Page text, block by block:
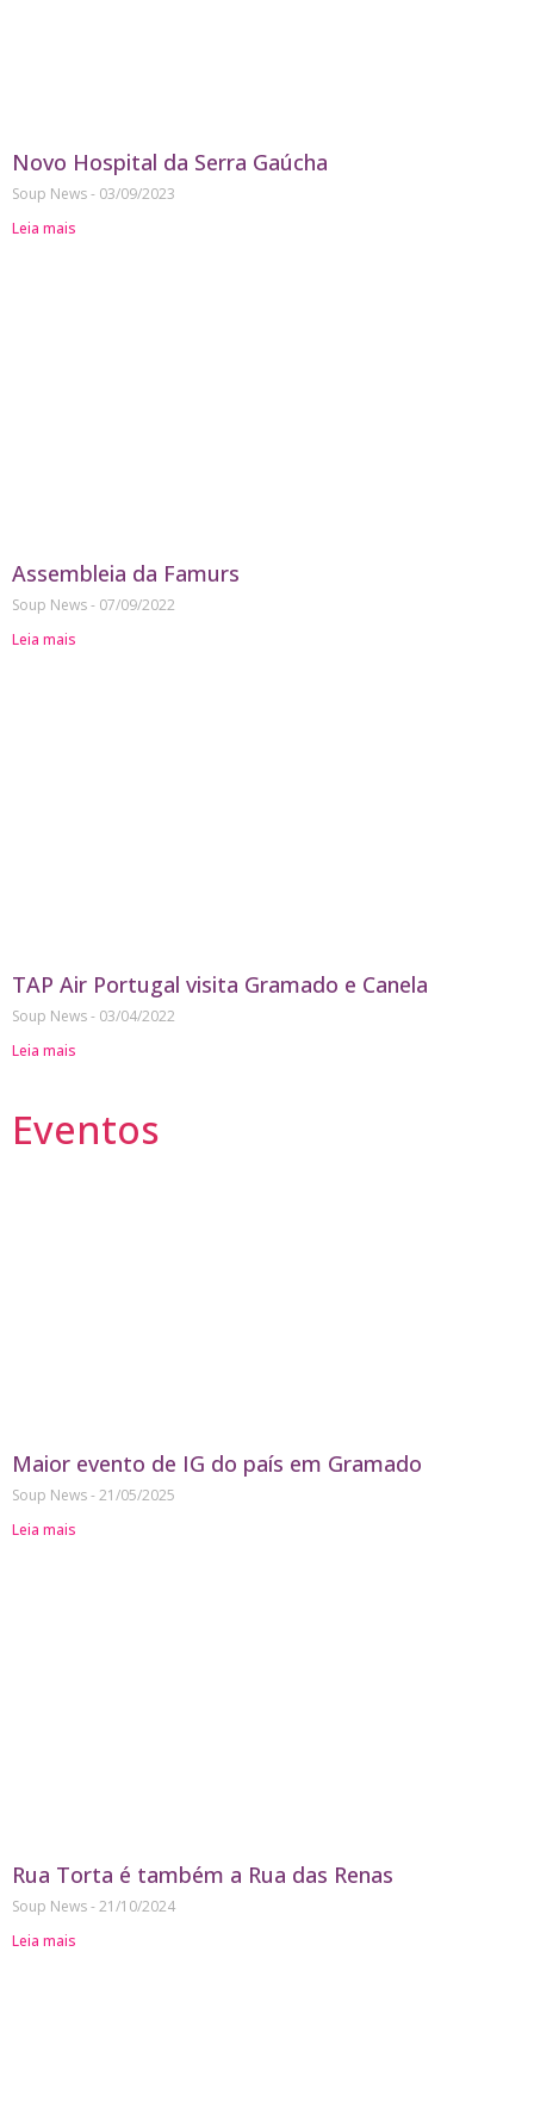
Novo Hospital da Serra Gaúcha
Soup News
03/09/2023
Leia mais
Assembleia da Famurs
Soup News
07/09/2022
Leia mais
TAP Air Portugal visita Gramado e Canela
Soup News
03/04/2022
Leia mais
Eventos
Maior evento de IG do país em Gramado
Soup News 21/05/2025
Leia mais
Rua Torta é também a Rua das Renas
Soup News 21/10/2024
Leia mais